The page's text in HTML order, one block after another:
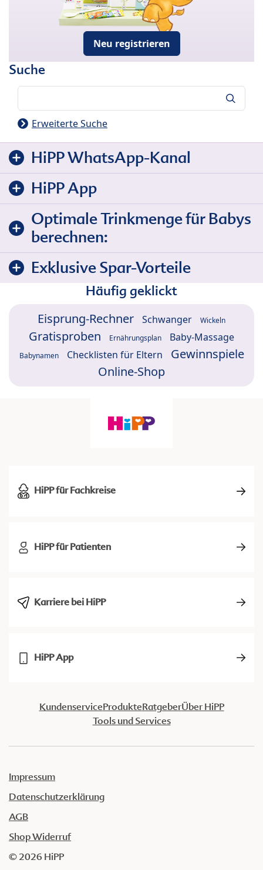
Neu registrieren
Suche
Erweiterte Suche
HiPP WhatsApp-Kanal
HiPP App
Optimale Trinkmenge für Babys
berechnen:
Exklusive Spar-Vorteile
Häufig geklickt
Eisprung-Rechner Schwanger Wickeln
Gratisproben Ernährungsplan Baby-Massage
Babynamen Checklisten für Eltern
Gewinnspiele
Online-Shop
HiPP für Fachkreise
HiPP für Patienten
Karriere bei HiPP
HiPP App
KundenserviceProdukteRatgeberÜber HiPP
Tools und Services
Impressum
Datenschutzerklärung
AGB
Shop Widerruf
© 2026 HiPP